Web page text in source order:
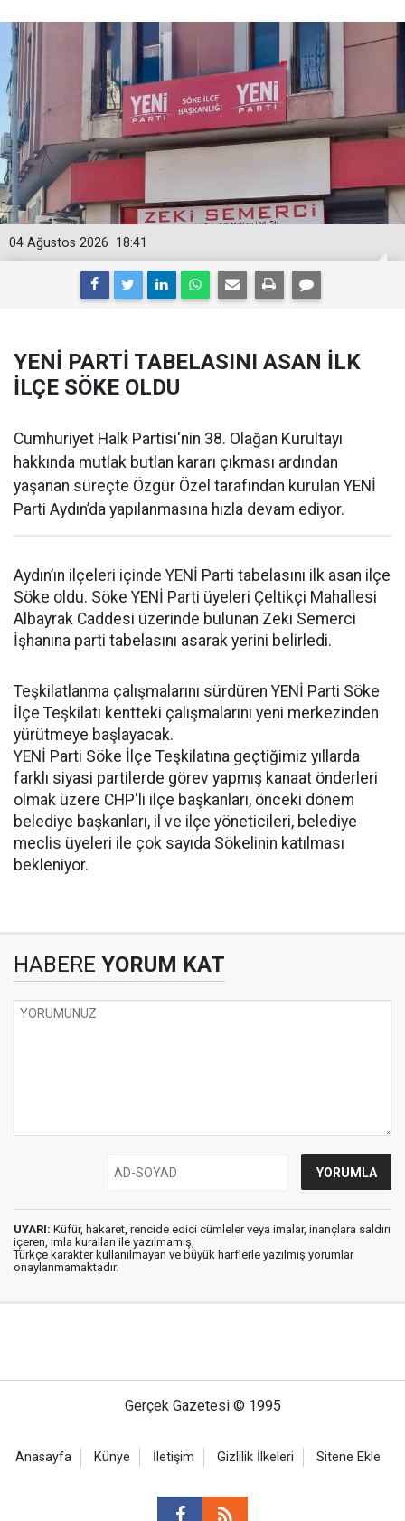
18:41
04 Ağustos 2026
YENİ PARTİ TABELASINI ASAN İLK
İLÇE SÖKE OLDU
Cumhuriyet Halk Partisi'nin 38. Olağan Kurultayı
hakkında mutlak butlan kararı çıkması ardından
yaşanan süreçte Özgür Özel tarafından kurulan YENİ
Parti Aydın’da yapılanmasına hızla devam ediyor.
Aydın’ın ilçeleri içinde YENİ Parti tabelasını ilk asan ilçe
Söke oldu. Söke YENİ Parti üyeleri Çeltikçi Mahallesi
Albayrak Caddesi üzerinde bulunan Zeki Semerci
İşhanına parti tabelasını asarak yerini belirledi.
Teşkilatlanma çalışmalarını sürdüren YENİ Parti Söke
İlçe Teşkilatı kentteki çalışmalarını yeni merkezinden
yürütmeye başlayacak.
YENİ Parti Söke İlçe Teşkilatına geçtiğimiz yıllarda
farklı siyasi partilerde görev yapmış kanaat önderleri
olmak üzere CHP'li ilçe başkanları, önceki dönem
belediye başkanları, il ve ilçe yöneticileri, belediye
meclis üyeleri ile çok sayıda Sökelinin katılması
bekleniyor.
HABERE YORUM KAT
UYARI: Küfür, hakaret, rencide edici cümleler veya imalar, inançlara saldırı
içeren, imla kuralları ile yazılmamış,
Türkçe karakter kullanılmayan ve büyük harflerle yazılmış yorumlar
onaylanmamaktadır.
Gerçek Gazetesi © 1995
Anasayfa Künye İletişim Gizlilik İlkeleri Sitene Ekle